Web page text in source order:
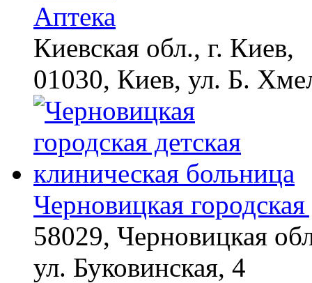
Аптека
Киевская обл., г. Киев,
01030, Киев, ул. Б.
Черновицкая
58029, Черновицкая
ул. Буковинская, 4